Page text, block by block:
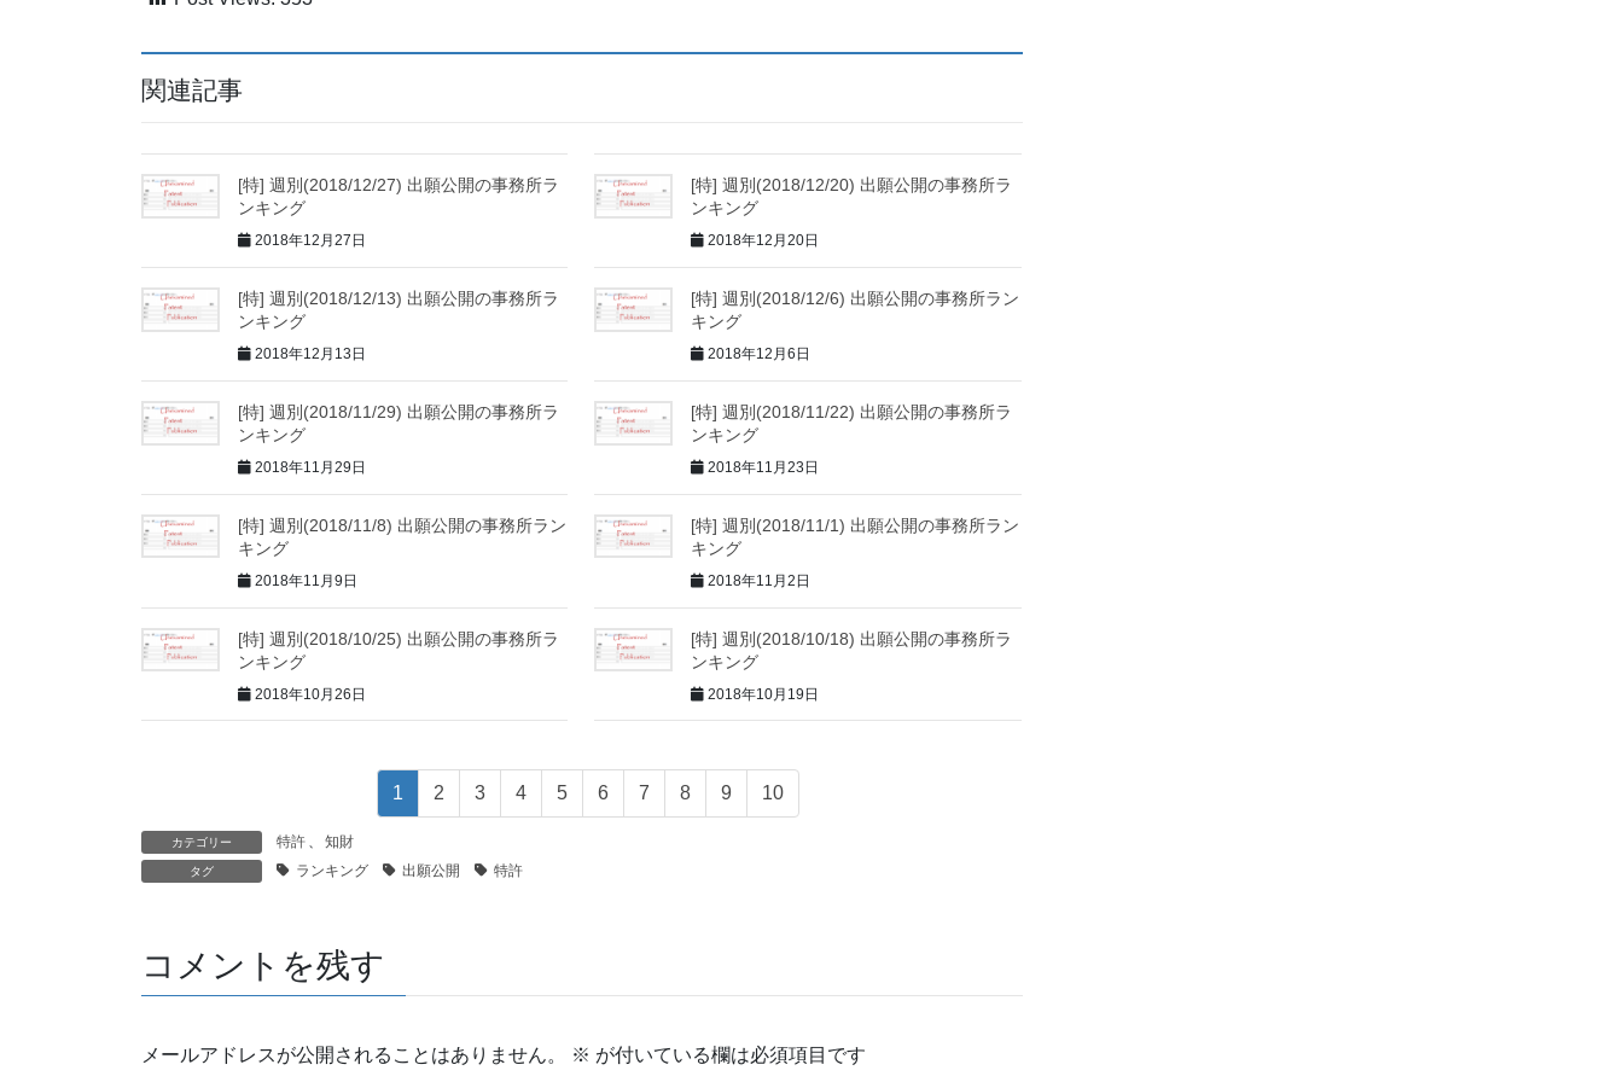
関連記事
[特] 週別(2018/12/27) 出願公開の事務所ラ
ンキング
2018年12月27日
[特] 週別(2018/12/20) 出願公開の事務所ラ
ンキング
2018年12月20日
[特] 週別(2018/12/13) 出願公開の事務所ラ
ンキング
2018年12月13日
[特] 週別(2018/12/6) 出願公開の事務所ラン
キング
2018年12月6日
[特] 週別(2018/11/29) 出願公開の事務所ラ
ンキング
2018年11月29日
[特] 週別(2018/11/22) 出願公開の事務所ラ
ンキング
2018年11月23日
[特] 週別(2018/11/8) 出願公開の事務所ラン
キング
2018年11月9日
[特] 週別(2018/11/1) 出願公開の事務所ラン
キング
2018年11月2日
[特] 週別(2018/10/25) 出願公開の事務所ラ
ンキング
2018年10月26日
[特] 週別(2018/10/18) 出願公開の事務所ラ
ンキング
2018年10月19日
1 2 3 4 5 6 7 8 9 10
カテゴリー 特許 、 知財
タグ ランキング 出願公開 特許
コメントを残す
メールアドレスが公開されることはありません。 ※ が付いている欄は必須項目です